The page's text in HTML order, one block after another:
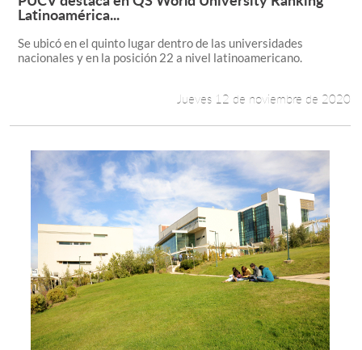
Leer más +
Latinoamérica...
Se ubicó en el quinto lugar dentro de las universidades
nacionales y en la posición 22 a nivel latinoamericano.
Jueves 12 de noviembre de 2020